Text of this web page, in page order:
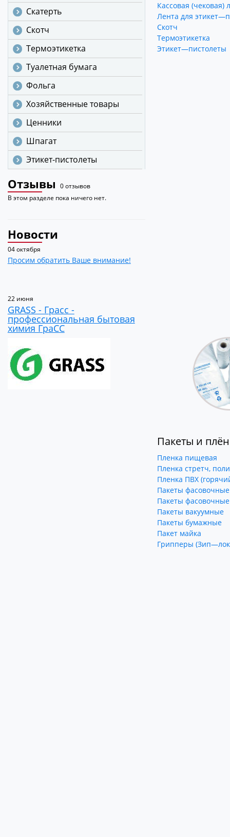
Скатерть
Скотч
Термоэтикетка
Туалетная бумага
Фольга
Хозяйственные товары
Ценники
Шпагат
Этикет-пистолеты
Отзывы 0 отзывов
В этом разделе пока ничего нет.
Новости
04 октября
Просим обратить Ваше внимание!
22 июня
GRASS - Грасс -
профессиональная бытовая
химия ГраСС
Кассовая (чековая)
Лента для
Скотч
Термоэтикетка
Этикет—пистолеты
Пакеты и
Пленка пищевая
Пленка стретч,
Пленка ПВХ
Пакеты
Пакеты
Пакеты вакуумные
Пакеты бумажные
Пакет майка
Грипперы